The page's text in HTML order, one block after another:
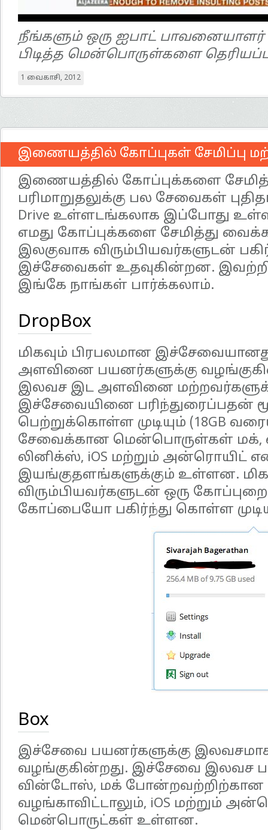
நீங்களும் ஒரு ஐபாட்
பிடித்த மென்பொருள்களை
1 வைகாசி, 2012
இணையத்தில் கோப்புகள் சேமிப்பு
இணையத்தில் கோப்புக்களை
பரிமாறுதலுக்கு பல சேவைகள்
Drive உள்ளடங்கலாக இப்போது
எமது கோப்புக்களை சேமித்து
இலகுவாக விரும்பியவர்களுடன்
இச்சேவைகள் உதவுகின்றன.
இங்கே நாங்கள் பார்க்கலாம்.
DropBox
மிகவும் பிரபலமான
அளவினை பயனர்களுக்கு
இலவச இட அளவினை
இச்சேவையினை பரிந்துரைப்பதன்
பெற்றுக்கொள்ள முடியும் (18GB
சேவைக்கான மென்பொருள்கள்
லினிக்ஸ், iOS மற்றும் அன்ரொயிட்
இயங்குதளங்களுக்கும் உள்ளன.
விரும்பியவர்களுடன் ஒரு
கோப்பையோ பகிர்ந்து கொள்ள
Box
இச்சேவை பயனர்களுக்கு
வழங்குகின்றது. இச்சேவை இலவச
வின்டோஸ், மக்
வழங்காவிட்டாலும், iOS மற்றும்
மென்பொருட்கள் உள்ளன.